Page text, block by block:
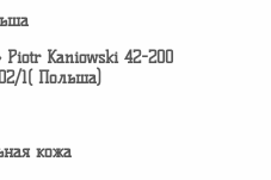
Piotr Kaniowski 42-200
1( Польша)
кожа